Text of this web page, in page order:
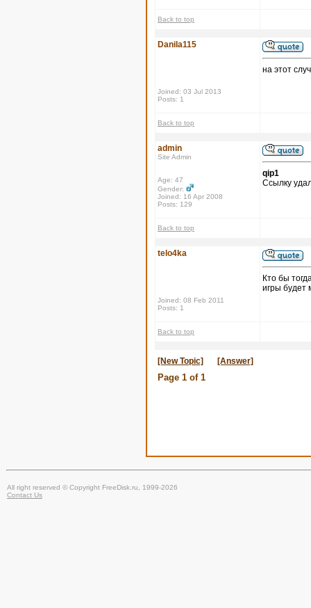
Back to top
Danila115
Joined: 03 Jul 2013
Posts: 1
на этот
Back to top
admin
Site Admin
Age: 47
Gender:
Joined: 16 Apr 2008
Posts: 129
qip1
Ссылку
Back to top
telo4ka
Joined: 08 Feb 2011
Posts: 1
Кто бы
игры будет
Back to top
[New Topic] [Answer]
Page 1 of 1
All right reserved © Copyright FreeDisk.ru, 1999-2026
Contact Us